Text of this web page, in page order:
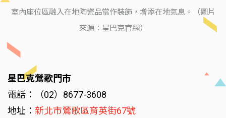
室內座位區融入在地陶瓷品當作裝飾，增添在地氣息。（圖片
來源：星巴克官網）
星巴克鶯歌門市
電話：（02）8677-3608
地址： 新北市鶯歌區育英街67號